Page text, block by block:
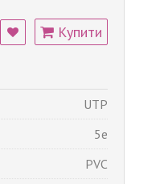
Купити
UTP
5e
PVC